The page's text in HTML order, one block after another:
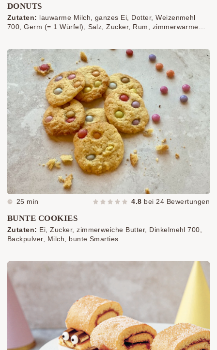
DONUTS
Zutaten: lauwarme Milch, ganzes Ei, Dotter, Weizenmehl
700, Germ (= 1 Würfel), Salz, Zucker, Rum, zimmerwarme
25 min 4.8 bei 24 Bewertungen
BUNTE COOKIES
Zutaten: Ei, Zucker, zimmerweiche Butter, Dinkelmehl 700,
Backpulver, Milch, bunte Smarties